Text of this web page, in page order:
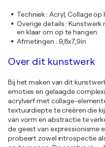
Techniek: Acryl, Collage op
Overige details:Kunstwerk
en klaar om op te hangen.
Afmetingen : 9,8x7,9in
Over dit kunstwerk
Bij het maken van dit
emoties en gelaagde
acrylverf met collage-
textuurdiepte te creëren die
van vorm en abstractie te
de geest van expressionisme
probeert zowel introspectie